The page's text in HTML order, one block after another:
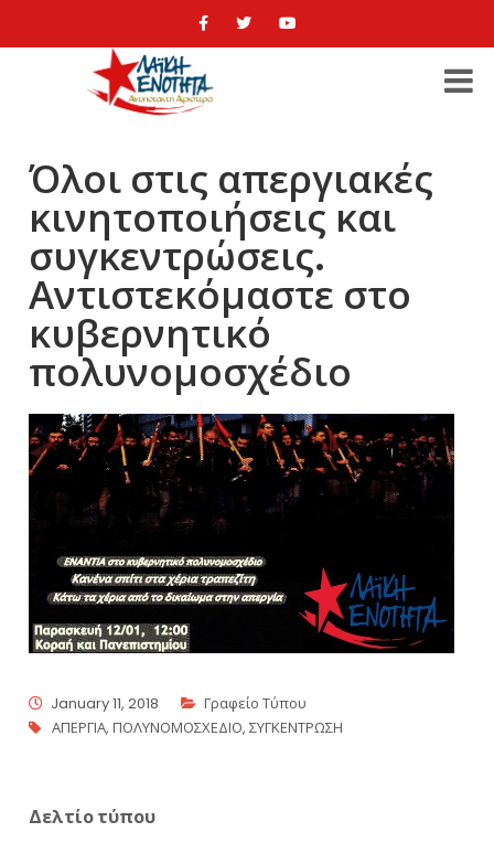
Όλοι στις απεργιακές
κινητοποιήσεις και
συγκεντρώσεις.
Αντιστεκόμαστε στο
κυβερνητικό
πολυνομοσχέδιο
January 11, 2018
Γραφείο Τύπου
ΑΠΕΡΓΙΑ,ΠΟΛΥΝΟΜΟΣΧΕΔΙΟ,ΣΥΓΚΕΝΤΡΩΣΗ
Δελτίο τύπου